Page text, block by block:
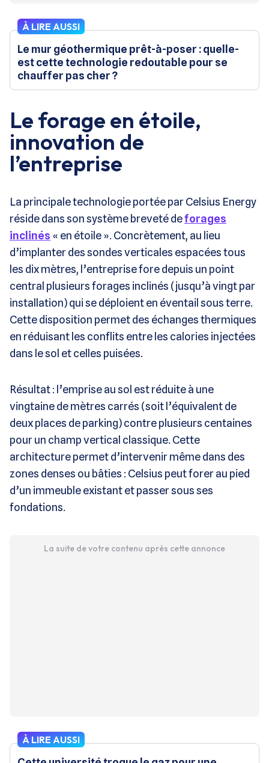
À LIRE AUSSI
Le mur géothermique prêt-à-poser : quelle-
est cette technologie redoutable pour se
chauffer pas cher ?
Le forage en étoile,
innovation de
l’entreprise
La principale technologie portée par Celsius Energy
réside dans son système breveté deforages
inclinés « en étoile ». Concrètement, au lieu
d’implanter des sondes verticales espacées tous
les dix mètres, l’entreprise fore depuis un point
central plusieurs forages inclinés (jusqu’à vingt par
installation) qui se déploient en éventail sous terre.
Cette disposition permet des échanges thermiques
en réduisant les conflits entre les calories injectées
dans le sol et celles puisées.
Résultat : l’emprise au sol est réduite à une
vingtaine de mètres carrés (soit l’équivalent de
deux places de parking) contre plusieurs centaines
pour un champ vertical classique. Cette
architecture permet d’intervenir même dans des
zones denses ou bâties : Celsius peut forer au pied
d’un immeuble existant et passer sous ses
fondations.
La suite de votre contenu après cette annonce
À LIRE AUSSI